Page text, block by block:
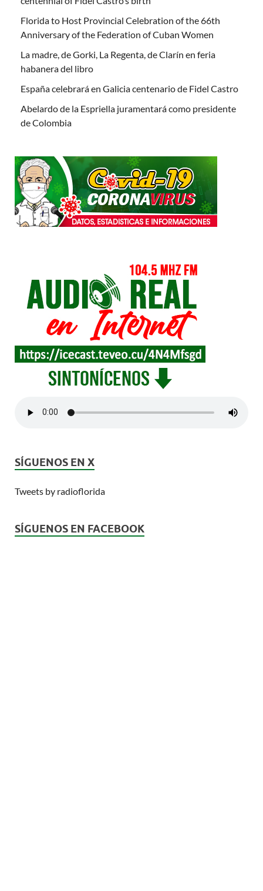
Florida to Host Provincial Celebration of the 66th
Anniversary of the Federation of Cuban Women
La madre, de Gorki, La Regenta, de Clarín en feria
habanera del libro
España celebrará en Galicia centenario de Fidel Castro
Abelardo de la Espriella juramentará como presidente
de Colombia
SÍGUENOS EN X
Tweets by radioflorida
SÍGUENOS EN FACEBOOK